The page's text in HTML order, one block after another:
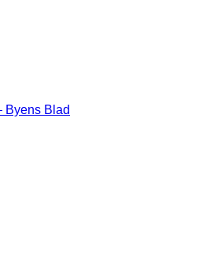
Byens Blad